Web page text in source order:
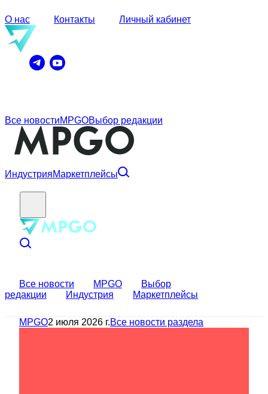
О нас Контакты Личный кабинет
Все новостиMPGOВыбор редакции
ИндустрияМаркетплейсы
Все новости MPGO
Выбор
редакции
Индустрия Маркетплейсы
MPGO2 июля 2026 г.Все новости раздела